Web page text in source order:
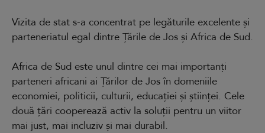
Vizita de stat s-a concentrat pe legăturile excelente și
parteneriatul egal dintre Țările de Jos și Africa de Sud.
Africa de Sud este unul dintre cei mai importanți
parteneri africani ai Țărilor de Jos în domeniile
economiei, politicii, culturii, educației și științei. Cele
două țări cooperează activ la soluții pentru un viitor
mai just, mai incluziv și mai durabil.